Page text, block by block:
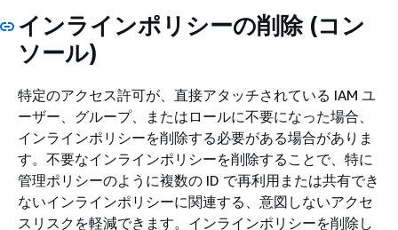
インラインポリシーの削除 (コン
ソール)
特定のアクセス許可が、直接アタッチされている IAM ユ
ーザー、グループ、またはロールに不要になった場合、
インラインポリシーを削除する必要がある場合がありま
す。不要なインラインポリシーを削除することで、特に
管理ポリシーのように複数の ID で再利用または共有でき
ないインラインポリシーに関連する、意図しないアクセ
スリスクを軽減できます。インラインポリシーを削除し